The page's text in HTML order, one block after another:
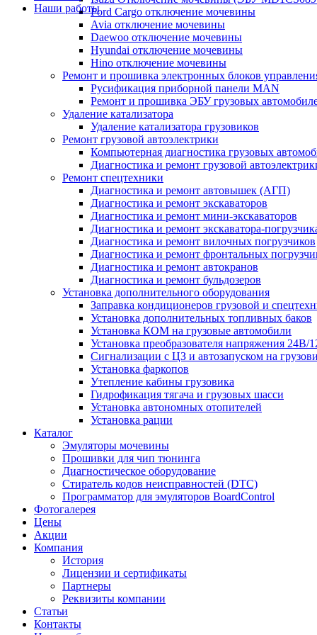
Наши работыFord Cargo отключение мочевины
Avia отключение мочевины
Daewoo отключение мочевины
Hyundai отключение мочевины
Hino отключение мочевины
Ремонт и прошивка электронных блоков
Русификация приборной панели MAN
Ремонт и прошивка ЭБУ грузовых
Удаление катализатора
Удаление катализатора грузовиков
Ремонт грузовой автоэлектрики
Компьютерная диагностика грузовых
Диагностика и ремонт грузовой
Ремонт спецтехники
Диагностика и ремонт автовышек (АГП)
Диагностика и ремонт экскаваторов
Диагностика и ремонт мини-экскаваторов
Диагностика и ремонт экскаватора-
Диагностика и ремонт вилочных погрузчиков
Диагностика и ремонт фронтальных
Диагностика и ремонт автокранов
Диагностика и ремонт бульдозеров
Установка дополнительного оборудования
Заправка кондиционеров грузовой и
Установка дополнительных топливных баков
Установка КОМ на грузовые автомобили
Установка преобразователя напряжения 24В/
Сигнализации с ЦЗ и автозапуском на
Установка фаркопов
Утепление кабины грузовика
Гидрофикация тягача и грузовых шасси
Установка автономных отопителей
Установка рации
Каталог
Эмуляторы мочевины
Прошивки для чип тюнинга
Диагностическое оборудование
Стиратель кодов неисправностей (DTC)
Программатор для эмуляторов BoardControl
Фотогалерея
Цены
Акции
Компания
История
Лицензии и сертификаты
Партнеры
Реквизиты компании
Статьи
Контакты